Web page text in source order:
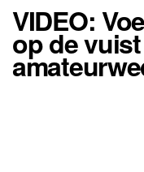
VIDEO:
op de